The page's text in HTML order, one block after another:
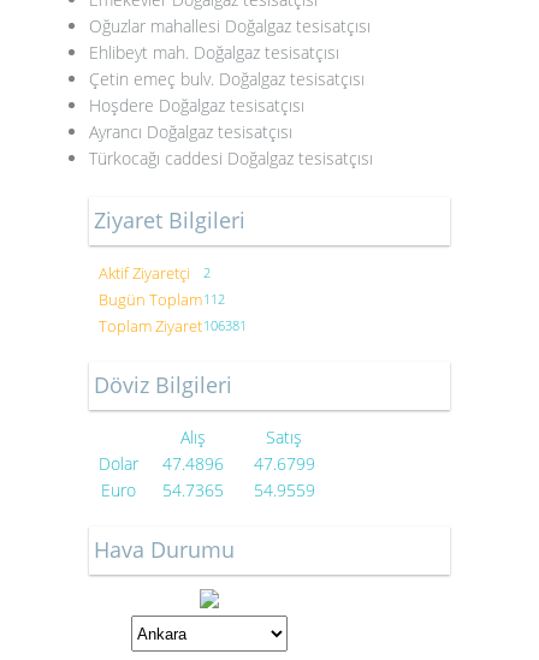
Oğuzlar mahallesi Doğalgaz tesisatçısı
Ehlibeyt mah. Doğalgaz tesisatçısı
Çetin emeç bulv. Doğalgaz tesisatçısı
Hoşdere Doğalgaz tesisatçısı
Ayrancı Doğalgaz tesisatçısı
Türkocağı caddesi Doğalgaz tesisatçısı
Ziyaret Bilgileri
Aktif Ziyaretçi 2
Bugün Toplam112
Toplam Ziyaret106381
Döviz Bilgileri
Alış
Satış
Dolar
47.4896
47.6799
Euro
54.7365 54.9559
Hava Durumu